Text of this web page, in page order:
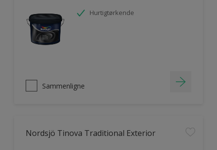
Hurtigtørkende
Sammenligne
Nordsjö Tinova Traditional Exterior